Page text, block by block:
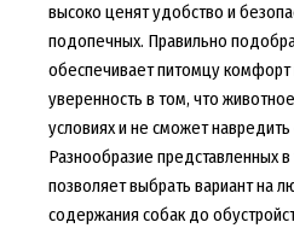
высоко ценят удобство и
подопечных. Правильно
обеспечивает питомцу
уверенность в том, что
условиях и не сможет
Разнообразие представленных
позволяет выбрать вариант на
содержания собак до